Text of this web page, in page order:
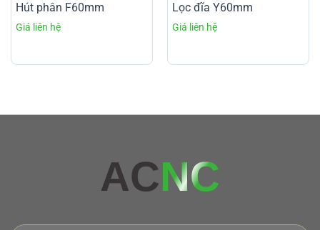
Hút phân F60mm Lọc đĩa Y60mm
ACNC